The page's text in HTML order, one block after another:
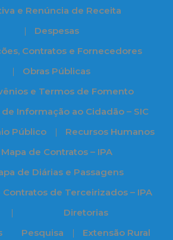
e Renúncia de Receita
Despesas
Contratos e Fornecedores
Obras Públicas
e Termos de Fomento
Informação ao Cidadão – SIC
Público
Recursos Humanos
Mapa de Contratos – IPA
de Diárias e Passagens
Contratos de Terceirizados – IPA
Diretorias
Pesquisa
Extensão Rural